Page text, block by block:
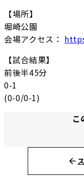
【場所】
堀崎公園
会場アクセス：
【試合結果】
前後半45分
0-1
(0-0/0-1)
こ